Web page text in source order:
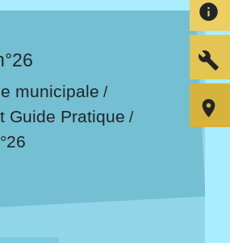
municipale /
Guide Pratique /
info
build
room